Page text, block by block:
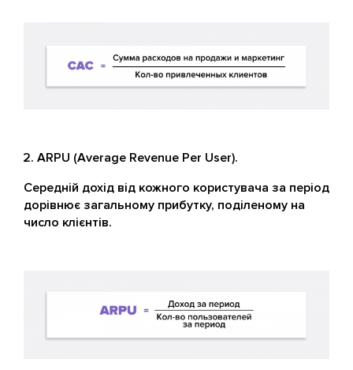
ARPU (Average Revenue Per User).
Середній дохід від кожного користувача за період
дорівнює загальному прибутку, поділеному на
число клієнтів.